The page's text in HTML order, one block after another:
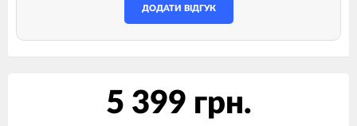
ДОДАТИ ВІДГУК
5 399 грн.